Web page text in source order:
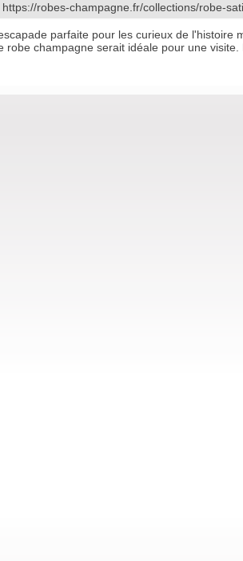
https://robes-champagne.fr/collections/robe-
parfaite pour les curieux de
robe champagne serait idéale pour une